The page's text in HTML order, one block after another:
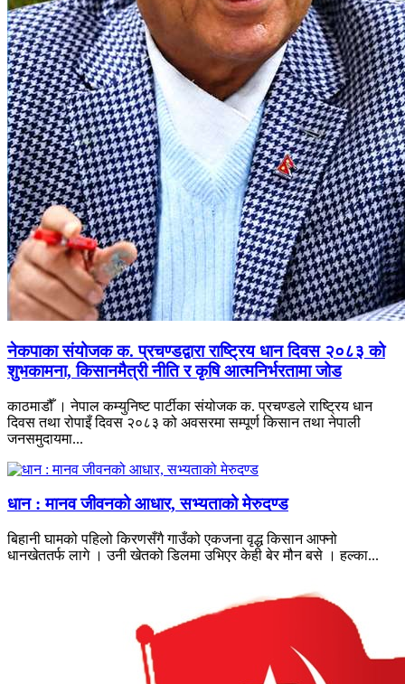
नेकपाका संयोजक क. प्रचण्डद्वारा राष्ट्रिय धान दिवस २०८३ को
शुभकामना, किसानमैत्री नीति र कृषि आत्मनिर्भरतामा जोड
काठमाडौँ । नेपाल कम्युनिष्ट पार्टीका संयोजक क. प्रचण्डले राष्ट्रिय धान
दिवस तथा रोपाइँ दिवस २०८३ को अवसरमा सम्पूर्ण किसान तथा नेपाली
जनसमुदायमा...
धान : मानव जीवनको आधार, सभ्यताको मेरुदण्ड
बिहानी घामको पहिलो किरणसँगै गाउँको एकजना वृद्ध किसान आफ्नो
धानखेततर्फ लागे । उनी खेतको डिलमा उभिएर केही बेर मौन बसे । हल्का...